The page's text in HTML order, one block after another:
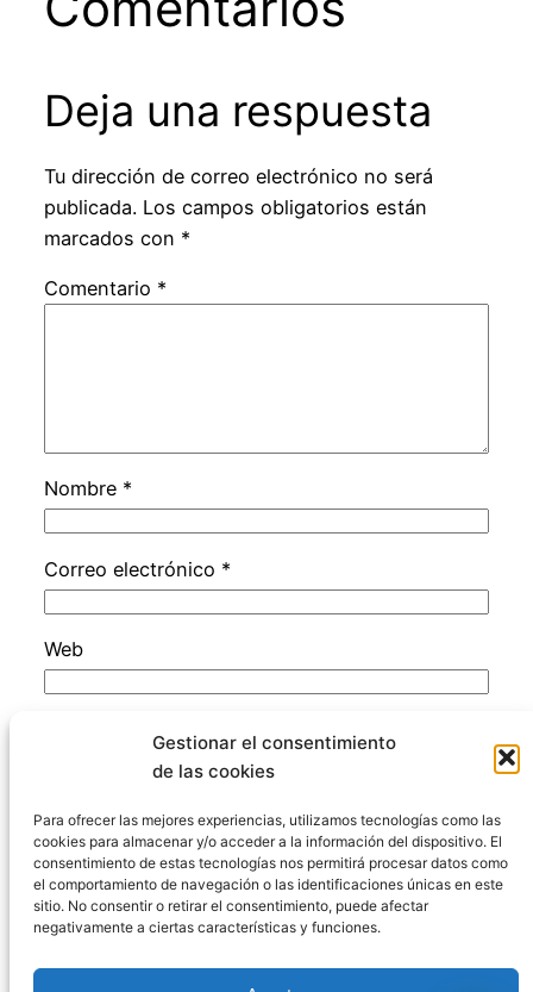
Gestionar el consentimiento
de las cookies
Para ofrecer las mejores experiencias, utilizamos tecnologías como las
cookies para almacenar y/o acceder a la información del dispositivo. El
consentimiento de estas tecnologías nos permitirá procesar datos como
el comportamiento de navegación o las identificaciones únicas en este
sitio. No consentir o retirar el consentimiento, puede afectar
negativamente a ciertas características y funciones.
Deja una respuesta
Tu dirección de correo electrónico no será
publicada. Los campos obligatorios están
marcados con *
Comentario *
Nombre *
Correo electrónico *
Web
Guarda mi nombre, correo electrónico y web
en este navegador para la próxima vez que